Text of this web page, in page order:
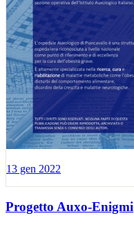
13 gen 2022
Progetto Auxo-Enigmi